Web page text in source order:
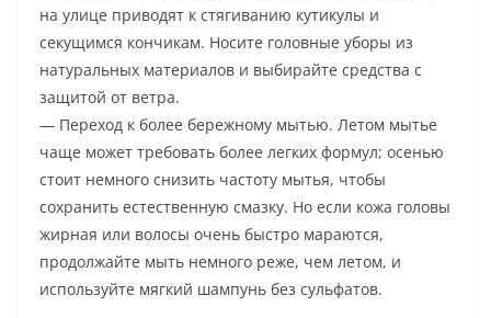
на улице приводят к стягиванию кутикулы и
секущимся кончикам. Носите головные уборы из
натуральных материалов и выбирайте средства с
защитой от ветра.
— Переход к более бережному мытью. Летом мытье
чаще может требовать более легких формул; осенью
стоит немного снизить частоту мытья, чтобы
сохранить естественную смазку. Но если кожа головы
жирная или волосы очень быстро мараются,
продолжайте мыть немного реже, чем летом, и
используйте мягкий шампунь без сульфатов.